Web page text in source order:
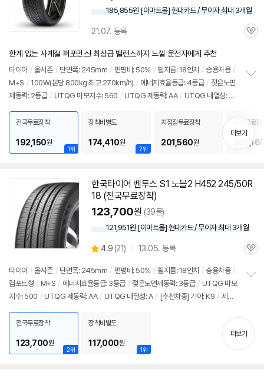
185,855원 [이마트몰] 현대카드 / 무이자 최대 3개월
21.07. 등록
관
한계 없는 사계절 퍼포먼스! 최상급 밸런스까지 느낄 운전자에게 추천
타이어 / 올시즌 / 단면폭: 245mm / 편평비: 50% / 휠지름: 18인치 / 승용차용 /
M+S / 100W(본당 800kg·최고 270km/h) / 에너지효율등급: 4등급 / 젖은노면
제동력: 2등급 / UTQG 마모지수: 560 / UTQG 제동력: AA / UTQG 내열성: A
치
기
1위
전국무료장착
192,150원
2위
장착비별도
174,410원
지정점무료장착
201,560원
출장무료장
더보기
한국타이어 벤투스 S1 노블2 H452 245/50R
18 (전국무료장착)
123,700원 (39몰)
121,951원 [이마트몰] 현대카드 / 무이자 최대 3개월
별
점
4.9 (상
리
뷰
21) 13.05. 등록
관
타이어 / 올시즌 / 단면폭: 245mm / 편평비: 50% / 휠지름: 18인치 / 승용차용 /
컴포트형 / M+S / 에너지효율등급: 3등급 / 젖은노면제동력: 3등급 / UTQG 마모
지수: 500 / UTQG 제동력: AA / UTQG 내열성: A / [추천차종] 기아: K9 / 제네
기
2위
전국무료장착
123,700원
1위
장착비별도
117,000원
더보기